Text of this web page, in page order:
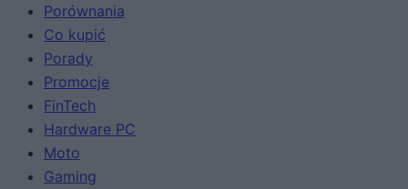
Porównania
Co kupić
Porady
Promocje
FinTech
Hardware PC
Moto
Gaming